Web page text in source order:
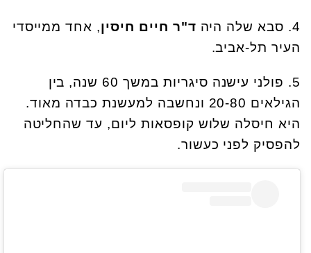
4. סבא שלה היה ד"ר חיים חיסין, אחד ממייסדי
העיר תל-אביב.
5. פולני עישנה סיגריות במשך 60 שנה, בין
הגילאים 20-80 ונחשבה למעשנת כבדה מאוד.
היא חיסלה שלוש קופסאות ליום, עד שהחליטה
להפסיק לפני כעשור.